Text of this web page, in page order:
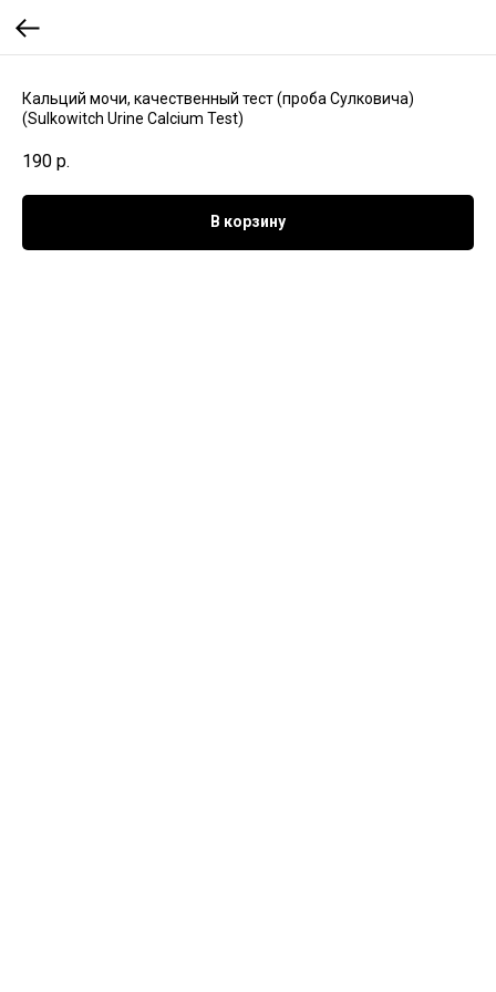
Кальций мочи, качественный тест (проба Сулковича)
(Sulkowitch Urine Calcium Test)
190 р.
В корзину